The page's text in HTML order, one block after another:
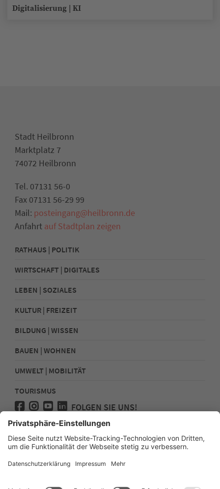
Digitalisierung | KI
Stadt Heilbronn
Marktplatz 7
74072 Heilbronn
Tel. 07131 56-0
Fax 07131 56-29 99
Mail: posteingang@heilbronn.de
Anfahrt auf Stadtplan zeigen
RATHAUS | POLITIK
WIRTSCHAFT | DIGITALES
LEBEN | SOZIALES
KULTUR | FREIZEIT
BILDUNG | WISSEN
BAUEN | WOHNEN
UMWELT | MOBILITÄT
TOURISMUS
FOLGEN SIE UNS!
Presse
Kontakt
Impressum